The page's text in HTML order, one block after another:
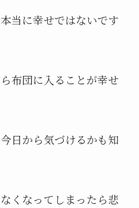
当に幸せではないです
布団に入ることが幸せ
日から気づけるかも知
くなってしまったら悲